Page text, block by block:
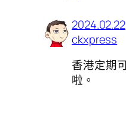
2024.02.22
ckxpress
香港定期
啦。